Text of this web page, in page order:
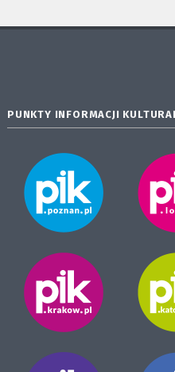
PUNKTY INFORMACJI